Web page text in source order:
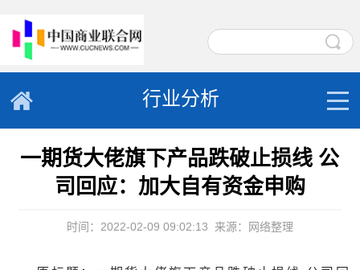
行业分析
一期货大佬旗下产品跌破止损线 公
司回应：加大自有资金申购
时间：2022-02-09 09:02:13 来源：网络整理